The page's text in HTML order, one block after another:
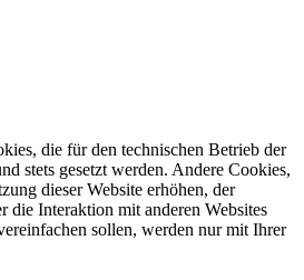
die für den technischen Betrieb der
stets gesetzt werden. Andere Cookies,
dieser Website erhöhen, der
die Interaktion mit anderen Websites
sollen, werden nur mit Ihrer